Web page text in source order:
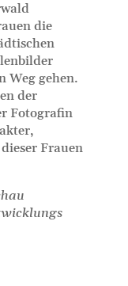
die
Weg gehen.
der
Fotografin
Frauen